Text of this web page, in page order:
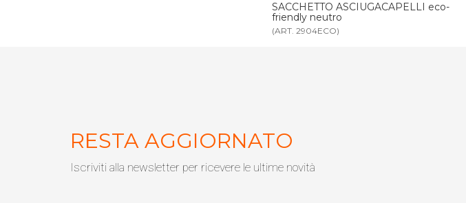
SACCO CUSCINI-COPERTE eco-friendly
neutro
(ART. 2949ECO)
RESTA AGGIORNATO
Iscriviti alla newsletter per ricevere le ultime novità